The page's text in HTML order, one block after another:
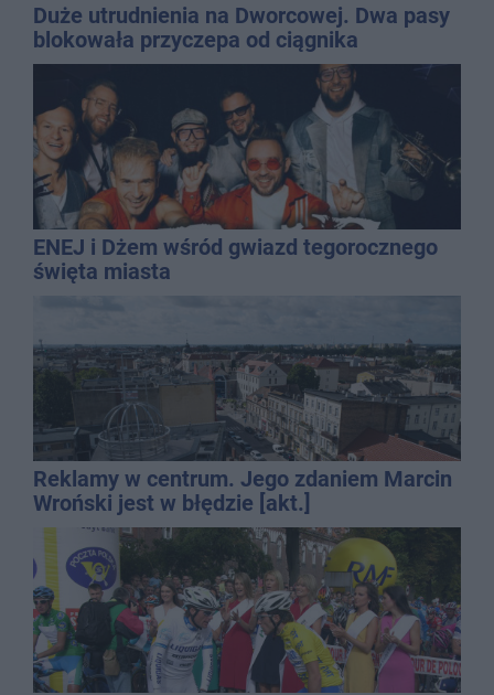
Duże utrudnienia na Dworcowej. Dwa pasy
blokowała przyczepa od ciągnika
ENEJ i Dżem wśród gwiazd tegorocznego
święta miasta
Reklamy w centrum. Jego zdaniem Marcin
Wroński jest w błędzie [akt.]